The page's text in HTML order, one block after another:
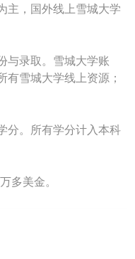
主，国外线上雪城大学
与录取。雪城大学账
雪城大学线上资源；
分。所有学分计入本科
多美金。